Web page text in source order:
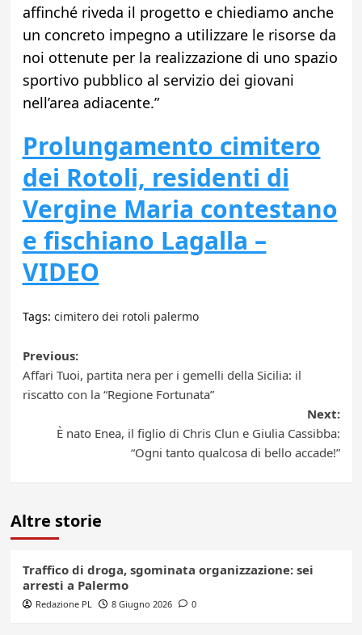
affinché riveda il progetto e chiediamo anche
un concreto impegno a utilizzare le risorse da
noi ottenute per la realizzazione di uno spazio
sportivo pubblico al servizio dei giovani
nell’area adiacente.”
Prolungamento cimitero
dei Rotoli, residenti di
Vergine Maria contestano
e fischiano Lagalla –
VIDEO
Tags: cimitero dei rotoli palermo
Post
navigation
Previous:
Affari Tuoi, partita nera per i gemelli della Sicilia: il
riscatto con la “Regione Fortunata”
Next:
È nato Enea, il figlio di Chris Clun e Giulia Cassibba:
“Ogni tanto qualcosa di bello accade!”
Altre storie
Traffico di droga, sgominata organizzazione: sei
arresti a Palermo
Redazione PL 8 Giugno 2026 0